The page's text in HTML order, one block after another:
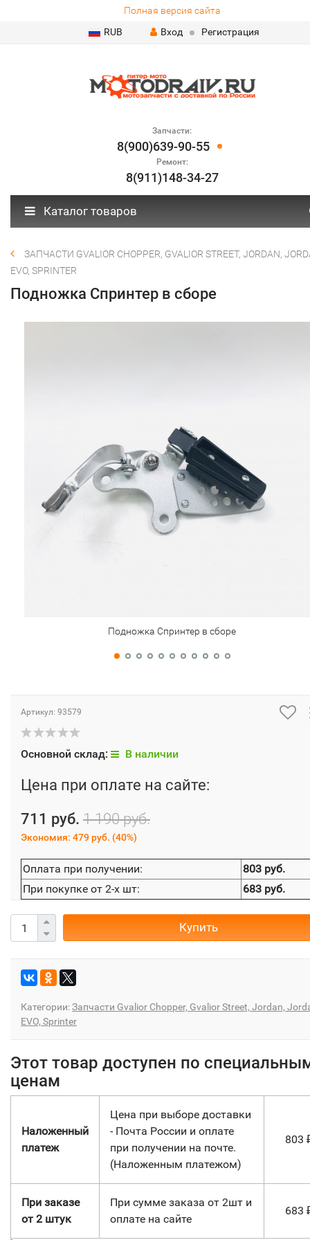
Полная версия сайта
RUB
Вход Регистрация
Запчасти:
8(900)639-90-55
Ремонт:
8(911)148-34-27
Каталог товаров
ЗАПЧАСТИ GVALIOR CHOPPER, GVALIOR STREET, JORDAN,
EVO, SPRINTER
Подножка Спринтер в сборе
Подножка Спринтер в сборе
Артикул: 93579
Основной склад: В наличии
Цена при оплате на сайте:
711 руб. 1 190 руб.
Экономия: 479 руб. (40%)
Оплата при получении:
803 руб.
При покупке от 2-х шт:
683 руб.
Купить
Категории:Запчасти Gvalior Chopper, Gvalior Street, Jordan,
EVO, Sprinter
Этот товар доступен по
ценам
Наложенный
платеж
Цена при выборе доставки
- Почта России и оплате
при получении на почте.
(Наложенным платежом)
803
При заказе
от 2 штук
При сумме заказа от 2шт и
оплате на сайте
683